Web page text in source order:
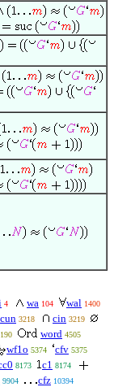
4 wa 104 wal 1400
cun 3218 cin 3219
word 4505
wf1o 5374 cfv 5375
8173 c1 8174
9904 cfz 10394